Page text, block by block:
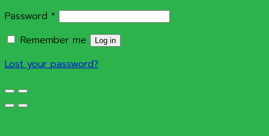
Password * Required
Remember me
Log in
Lost your password?